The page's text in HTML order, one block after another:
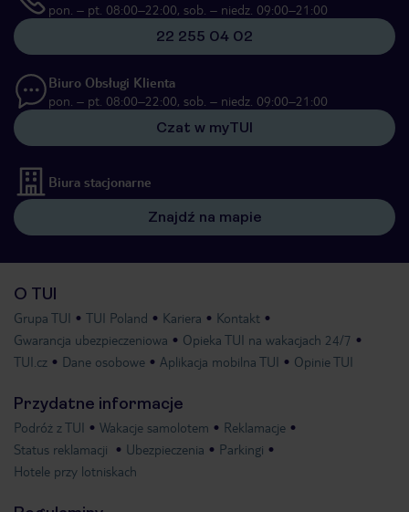
pon. – pt. 08:00–22:00, sob. – niedz. 09:00–21:00
22 255 04 02
Biuro Obsługi Klienta
pon. – pt. 08:00–22:00, sob. – niedz. 09:00–21:00
Czat w myTUI
Biura stacjonarne
Znajdź na mapie
O TUI
Grupa TUI TUI Poland Kariera
Kontakt
Gwarancja ubezpieczeniowa
Opieka TUI na wakacjach 24/7
TUI.cz
Dane osobowe Aplikacja mobilna TUI Opinie TUI
Przydatne informacje
Podróż z TUI Wakacje samolotem
Reklamacje
Status reklamacji
Ubezpieczenia
Parkingi
Hotele przy lotniskach